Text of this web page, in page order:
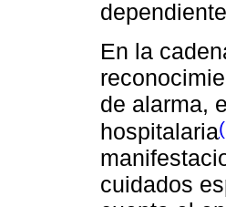
En la
de alarma,
hospitalaria
cuidados